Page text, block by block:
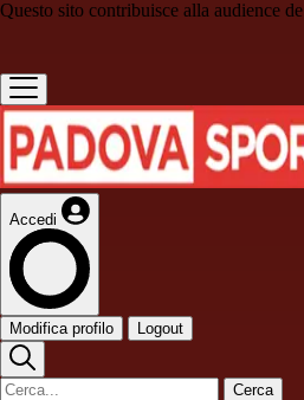
Questo sito contribuisce alla audience de
Accedi
Modifica profilo Logout
Cerca